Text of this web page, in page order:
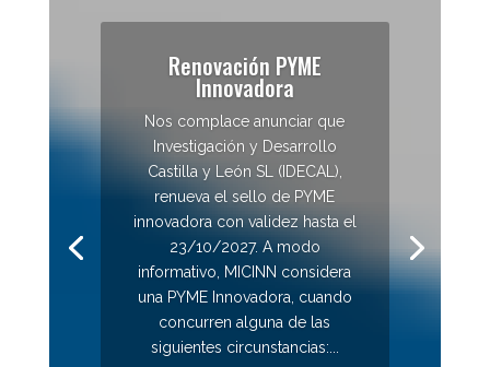
Renovación PYME
Innovadora
Nos complace anunciar que
Investigación y Desarrollo
Castilla y León SL (IDECAL),
renueva el sello de PYME
innovadora con validez hasta el
23/10/2027. A modo
informativo, MICINN considera
una PYME Innovadora, cuando
concurren alguna de las
siguientes circunstancias:...